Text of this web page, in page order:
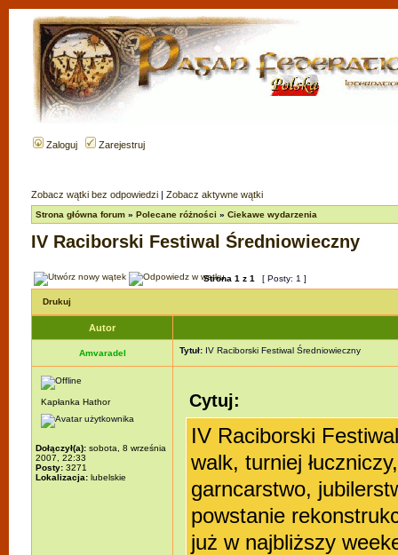
Zaloguj Zarejestruj
Zobacz wątki bez odpowiedzi | Zobacz aktywne wątki
Strona główna forum » Polecane różności » Ciekawe wydarzenia
IV Raciborski Festiwal Średniowieczny
Strona 1 z 1 [ Posty: 1 ]
Drukuj
Autor
Amvaradel Tytuł: IV Raciborski Festiwal Średniowieczny
Kapłanka Hathor
Dołączył(a): sobota, 8 września
2007, 22:33
Posty: 3271
Lokalizacja: lubelskie
Cytuj:
IV Raciborski
walk, turniej
garncarstwo,
powstanie
już w najbliższy